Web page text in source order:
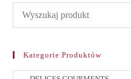
Kategorie Produktów